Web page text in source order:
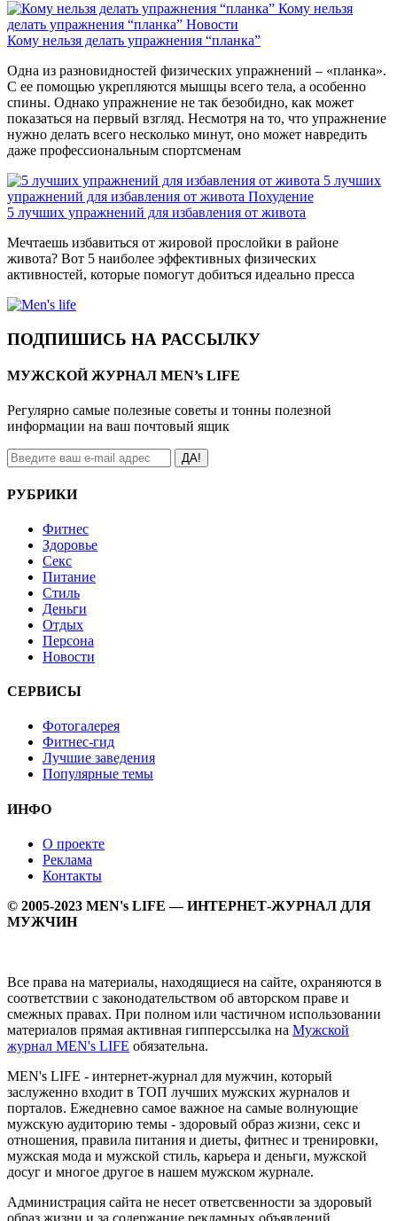
Кому нельзя
делать упражнения “планка” Новости
Кому нельзя делать упражнения “планка”
Одна из разновидностей физических упражнений – «планка».
С ее помощью укрепляются мышцы всего тела, а особенно
спины. Однако упражнение не так безобидно, как может
показаться на первый взгляд. Несмотря на то, что упражнение
нужно делать всего несколько минут, оно может навредить
даже профессиональным спортсменам
5 лучших
упражнений для избавления от живота Похудение
5 лучших упражнений для избавления от живота
Мечтаешь избавиться от жировой прослойки в районе
живота? Вот 5 наиболее эффективных физических
активностей, которые помогут добиться идеально пресса
ПОДПИШИСЬ НА РАССЫЛКУ
МУЖСКОЙ ЖУРНАЛ MEN’s LIFE
Регулярно самые полезные советы и тонны полезной
информации на ваш почтовый ящик
ДА!
РУБРИКИ
Фитнес
Здоровье
Секс
Питание
Стиль
Деньги
Отдых
Персона
Новости
СЕРВИСЫ
Фотогалерея
Фитнес-гид
Лучшие заведения
Популярные темы
ИНФО
О проекте
Реклама
Контакты
© 2005-2023 MEN's LIFE — ИНТЕРНЕТ-ЖУРНАЛ ДЛЯ
МУЖЧИН
Все права на материалы, находящиеся на сайте, охраняются в
соответствии с законодательством об авторском праве и
смежных правах. При полном или частичном использовании
материалов прямая активная гипперссылка на Мужской
журнал MEN's LIFE обязательна.
MEN's LIFE - интернет-журнал для мужчин, который
заслуженно входит в ТОП лучших мужских журналов и
порталов. Ежедневно самое важное на самые волнующие
мужскую аудиторию темы - здоровый образ жизни, секс и
отношения, правила питания и диеты, фитнес и тренировки,
мужская мода и мужской стиль, карьера и деньги, мужской
досуг и многое другое в нашем мужском журнале.
Администрация сайта не несет ответсвенности за здоровый
образ жизни и за содержание рекламных объявлений.